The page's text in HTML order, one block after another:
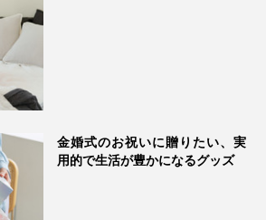
ちにチェリー種（中材）の乾燥が気
ンジ加熱の前に霧吹きでシュッと水
金婚式のお祝いに贈りたい、実
用的で生活が豊かになるグッズ